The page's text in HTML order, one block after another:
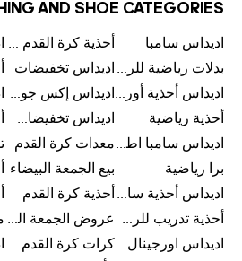
AND SHOE CATEGORIES
اديداس سامبا أحذية كرة القدم للرجال
بدلات رياضية للرجال اديداس تخفيضات
اديداس أحذية أورجينالز
اديداس إكس جود بيلينغهام
أحذية رياضية
اديداس تخفيضات للأطفال
اديداس سامبا اطفالمعدات كرة القدم
برا رياضية
بيع الجمعة البيضاء
اديداس أحذية سامبا للنساء أحذية كرة القدم
أحذية تدريب للرجال
عروض الجمعة البيضاء للرجال
اديداس اورجينال ملابس
كرات كرة القدم للرجال